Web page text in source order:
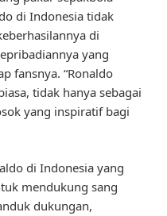
di Indonesia tidak
di
yang
fansnya. “Ronaldo
tidak hanya sebagai
yang inspiratif bagi
di Indonesia yang
mendukung sang
dukungan,